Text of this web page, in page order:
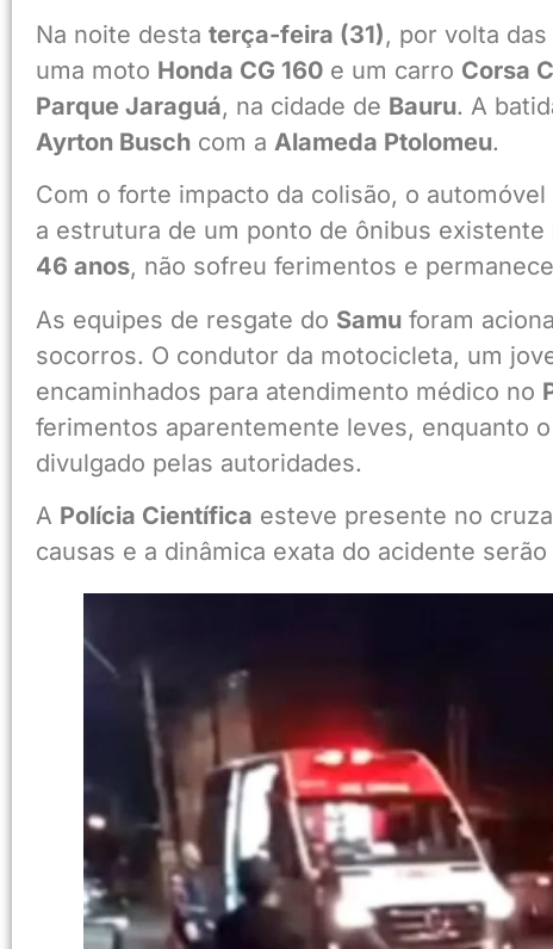
Na noite desta terça-feira (31), por volta das
uma moto Honda CG 160 e um carro Corsa
Parque Jaraguá, na cidade de Bauru. A
Ayrton Busch com a Alameda Ptolomeu.
Com o forte impacto da colisão, o
a estrutura de um ponto de ônibus
46 anos, não sofreu ferimentos e
As equipes de resgate do Samu foram
socorros. O condutor da motocicleta, um
encaminhados para atendimento médico no
ferimentos aparentemente leves, enquanto
divulgado pelas autoridades.
A Polícia Científica esteve presente no
causas e a dinâmica exata do acidente